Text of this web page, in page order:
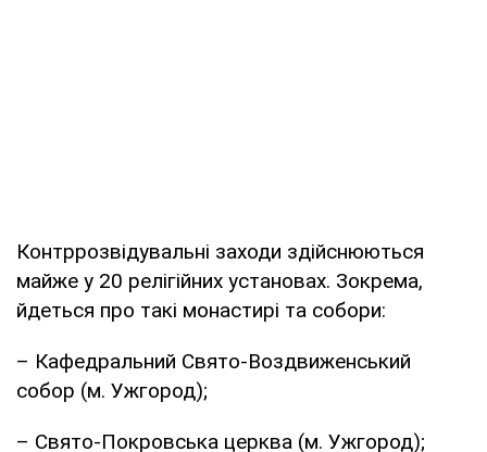
Контррозвідувальні заходи здійснюються
майже у 20 релігійних установах. Зокрема,
йдеться про такі монастирі та собори:
– Кафедральний Свято-Воздвиженський
собор (м. Ужгород);
– Свято-Покровська церква (м. Ужгород);